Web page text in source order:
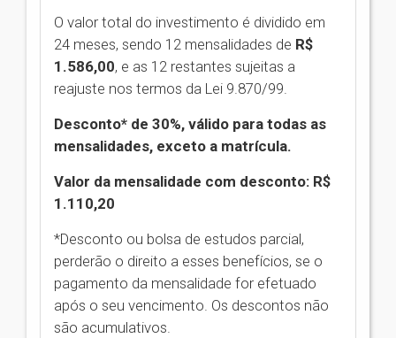
O valor total do investimento é dividido em
24 meses, sendo 12 mensalidades de R$
1.586,00, e as 12 restantes sujeitas a
reajuste nos termos da Lei 9.870/99.
Desconto* de 30%, válido para todas as
mensalidades, exceto a matrícula.
Valor da mensalidade com desconto: R$
1.110,20
*Desconto ou bolsa de estudos parcial,
perderão o direito a esses benefícios, se o
pagamento da mensalidade for efetuado
após o seu vencimento. Os descontos não
são acumulativos.